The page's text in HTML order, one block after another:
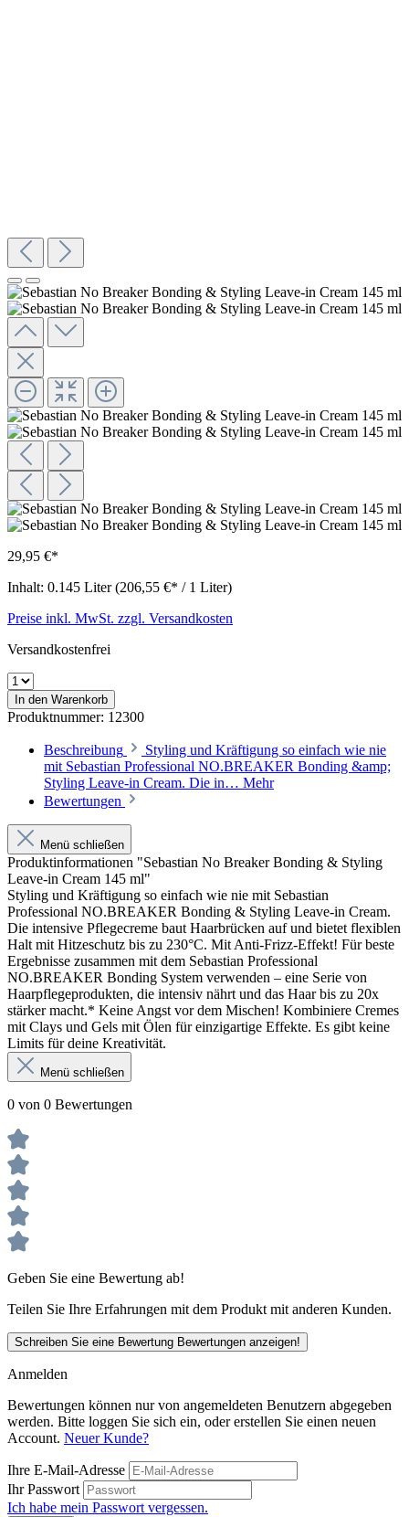
29,95 €*
Inhalt: 0.145 Liter(206,55 €* / 1 Liter)
Preise inkl. MwSt. zzgl. Versandkosten
Versandkostenfrei
In den Warenkorb
Produktnummer: 12300
Beschreibung
Styling und Kräftigung so einfach wie nie
mit Sebastian Professional NO.BREAKER Bonding &amp;
Styling Leave-in Cream. Die in… Mehr
Bewertungen
Menü schließen
Produktinformationen "Sebastian No Breaker Bonding & Styling
Leave-in Cream 145 ml"
Styling und Kräftigung so einfach wie nie mit Sebastian
Professional NO.BREAKER Bonding & Styling Leave-in Cream.
Die intensive Pflegecreme baut Haarbrücken auf und bietet flexiblen
Halt mit Hitzeschutz bis zu 230°C. Mit Anti-Frizz-Effekt! Für beste
Ergebnisse zusammen mit dem Sebastian Professional
NO.BREAKER Bonding System verwenden – eine Serie von
Haarpflegeprodukten, die intensiv nährt und das Haar bis zu 20x
stärker macht.* Keine Angst vor dem Mischen! Kombiniere Cremes
mit Clays und Gels mit Ölen für einzigartige Effekte. Es gibt keine
Limits für deine Kreativität.
Menü schließen
0 von 0 Bewertungen
Geben Sie eine Bewertung ab!
Teilen Sie Ihre Erfahrungen mit dem Produkt mit anderen Kunden.
Schreiben Sie eine Bewertung Bewertungen anzeigen!
Anmelden
Bewertungen können nur von angemeldeten Benutzern abgegeben
werden. Bitte loggen Sie sich ein, oder erstellen Sie einen neuen
Account. Neuer Kunde?
Ihre E-Mail-Adresse
Ihr Passwort
Ich habe mein Passwort vergessen.